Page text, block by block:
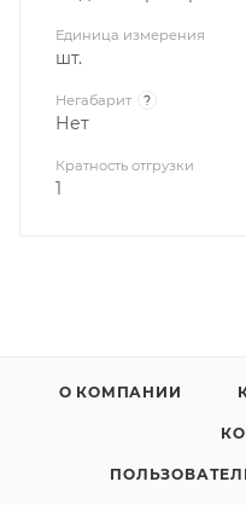
Единица измерения
шт.
Негабарит ?
Нет
Кратность отгрузки
1
О КОМПАНИИ